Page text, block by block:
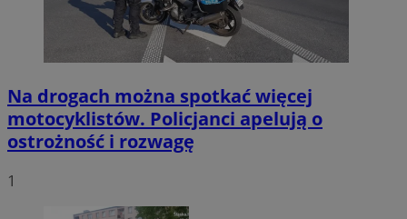
Na drogach można spotkać więcej
motocyklistów. Policjanci apelują o
ostrożność i rozwagę
1